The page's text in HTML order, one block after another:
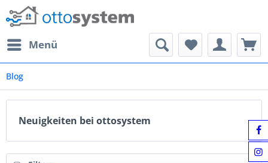
Menü
Blog
Neuigkeiten bei ottosystem